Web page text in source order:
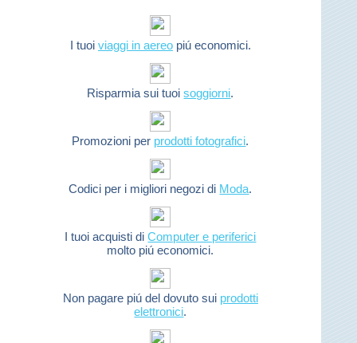
I tuoi viaggi in aereopiú economici.
Risparmia sui tuoisoggiorni.
Promozioni per prodotti fotografici.
Codici per i migliori negozi di Moda.
I tuoi acquisti diComputer e periferici
molto piú economici.
Non pagare piú del dovuto sui prodotti
elettronici.